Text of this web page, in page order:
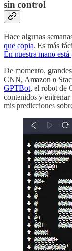
sin control
Hace algunas
que copia. Es más
En nuestra mano está
De momento,
CNN, Amazon o
GPTBot, el robot de
contenidos y
mis predicciones